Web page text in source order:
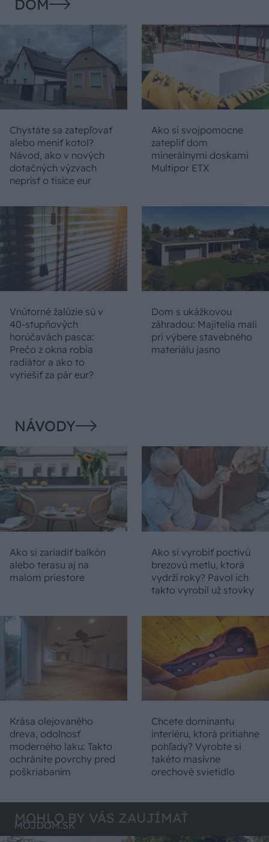
DOM
Chystáte sa zatepľovať
alebo meniť kotol?
Návod, ako v nových
dotačných výzvach
neprísť o tisíce eur
Ako si svojpomocne
zatepliť dom
minerálnymi doskami
Multipor ETX
Vnútorné žalúzie sú v
40-stupňových
horúčavách pasca:
Prečo z okna robia
radiátor a ako to
vyriešiť za pár eur?
Dom s ukážkovou
záhradou: Majitelia mali
pri výbere stavebného
materiálu jasno
NÁVODY
Ako si zariadiť balkón
alebo terasu aj na
malom priestore
Ako si vyrobiť poctivú
brezovú metlu, ktorá
vydrží roky? Pavol ich
takto vyrobil už stovky
Krása olejovaného
dreva, odolnosť
moderného laku: Takto
ochránite povrchy pred
poškriabaním
Chcete dominantu
interiéru, ktorá pritiahne
pohľady? Vyrobte si
takéto masívne
orechové svietidlo
MOHLO BY VÁS ZAUJÍMAŤ
MÔJDOM.SK